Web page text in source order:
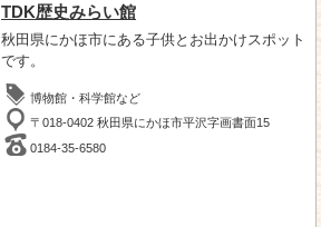
TDK歴史みらい館
秋田県にかほ市にある子供とお出かけスポット
です。
博物館・科学館など
〒018-0402 秋田県にかほ市平沢字画書面15
0184-35-6580